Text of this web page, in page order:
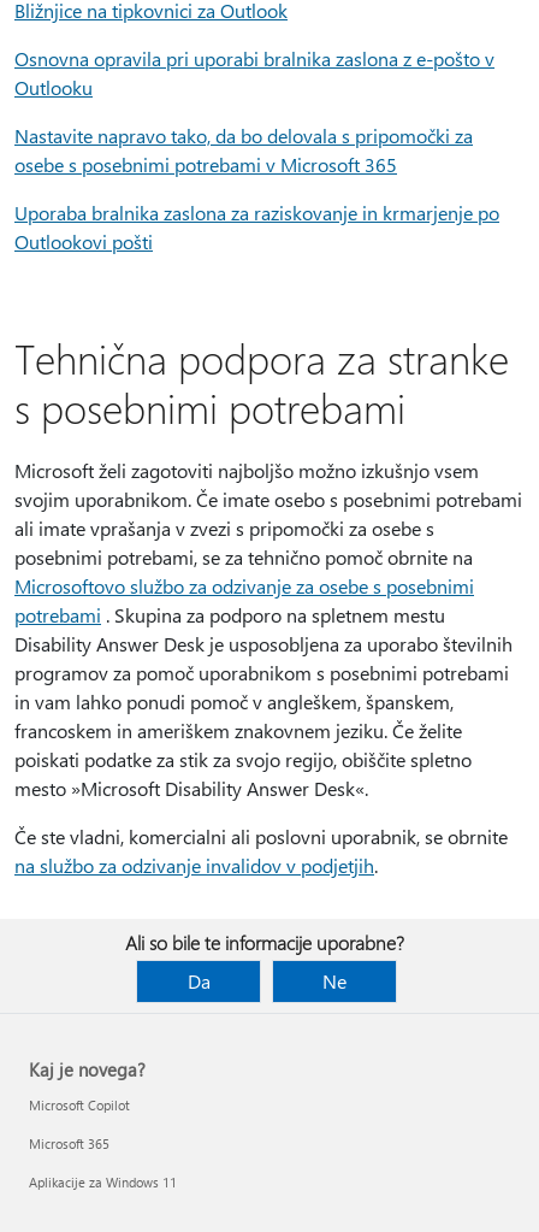
Bližnjice na tipkovnici za Outlook
Osnovna opravila pri uporabi bralnika zaslona z e-pošto v
Outlooku
Nastavite napravo tako, da bo delovala s pripomočki za
osebe s posebnimi potrebami v Microsoft 365
Uporaba bralnika zaslona za raziskovanje in krmarjenje po
Outlookovi pošti
Tehnična podpora za stranke
s posebnimi potrebami
Microsoft želi zagotoviti najboljšo možno izkušnjo vsem
svojim uporabnikom. Če imate osebo s posebnimi potrebami
ali imate vprašanja v zvezi s pripomočki za osebe s
posebnimi potrebami, se za tehnično pomoč obrnite na
Microsoftovo službo za odzivanje za osebe s posebnimi
potrebami . Skupina za podporo na spletnem mestu
Disability Answer Desk je usposobljena za uporabo številnih
programov za pomoč uporabnikom s posebnimi potrebami
in vam lahko ponudi pomoč v angleškem, španskem,
francoskem in ameriškem znakovnem jeziku. Če želite
poiskati podatke za stik za svojo regijo, obiščite spletno
mesto »Microsoft Disability Answer Desk«.
Če ste vladni, komercialni ali poslovni uporabnik, se obrnite
na službo za odzivanje invalidov v podjetjih.
Ali so bile te informacije uporabne?
Da
Ne
Kaj je novega?
Microsoft Copilot
Microsoft 365
Aplikacije za Windows 11